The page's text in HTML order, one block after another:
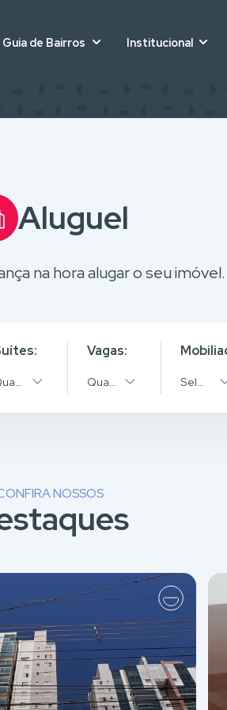
Guia de Bairros Institucional
Aluguel
na hora alugar o seu imóvel.
Vagas:
Quantidade
NOSSOS